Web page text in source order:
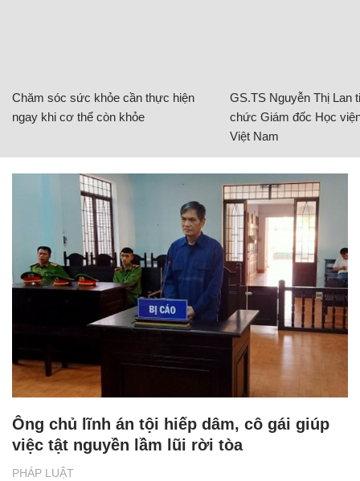
Chăm sóc sức khỏe cần thực hiện
ngay khi cơ thể còn khỏe
GS.TS Nguyễn Thị Lan
chức Giám đốc Học
Việt Nam
PHÁP LUẬT
Ông chủ lĩnh án tội hiếp dâm, cô gái giúp
việc tật nguyền lầm lũi rời tòa